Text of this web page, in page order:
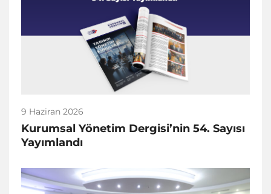
9 Haziran 2026
Kurumsal Yönetim Dergisi’nin 54. Sayısı
Yayımlandı